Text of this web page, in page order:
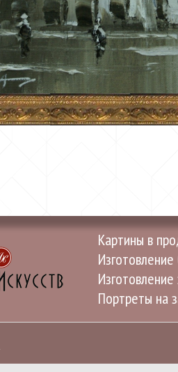
Картины в
Изготовление
Изготовление
Портреты на